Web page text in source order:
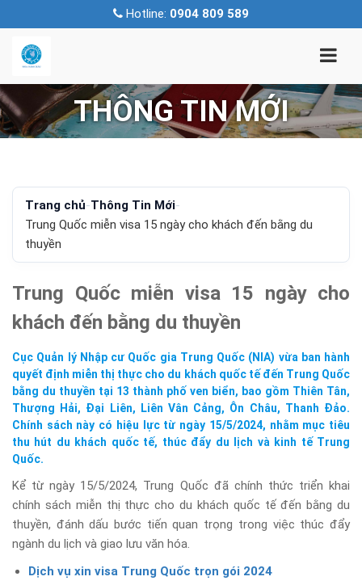
Hotline: 0904 809 589
THÔNG TIN MỚI
Trang chủ-Thông Tin Mới-
Trung Quốc miễn visa 15 ngày cho khách đến bằng du
thuyền
Trung Quốc miễn visa 15 ngày cho
khách đến bằng du thuyền
Cục Quản lý Nhập cư Quốc gia Trung Quốc (NIA) vừa ban hành
quyết định miễn thị thực cho du khách quốc tế đến Trung Quốc
bằng du thuyền tại 13 thành phố ven biển, bao gồm Thiên Tân,
Thượng Hải, Đại Liên, Liên Vân Cảng, Ôn Châu, Thanh Đảo.
Chính sách này có hiệu lực từ ngày 15/5/2024, nhằm mục tiêu
thu hút du khách quốc tế, thúc đẩy du lịch và kinh tế Trung
Quốc.
Kể từ ngày 15/5/2024, Trung Quốc đã chính thức triển khai
chính sách miễn thị thực cho du khách quốc tế đến bằng du
thuyền, đánh dấu bước tiến quan trọng trong việc thúc đẩy
ngành du lịch và giao lưu văn hóa.
Dịch vụ xin visa Trung Quốc trọn gói 2024